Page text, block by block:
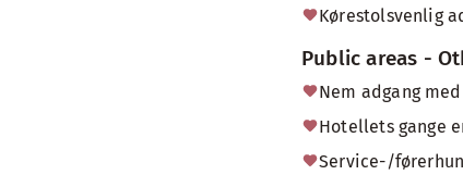
Kørestolsvenlig
Public areas -
Nem adgang
Hotellets gange
Service-/